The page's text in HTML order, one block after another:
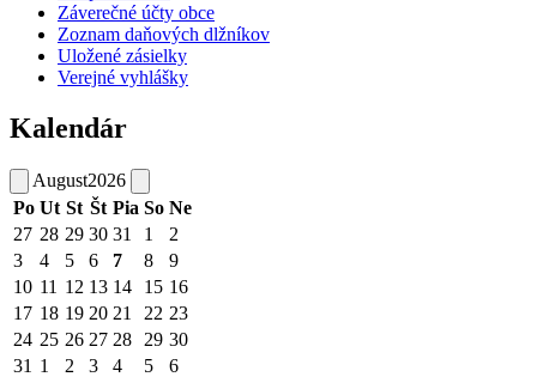
Záverečné účty obce
Zoznam daňových dlžníkov
Uložené zásielky
Verejné vyhlášky
Kalendár
August2026
Po Ut St Št Pia So Ne
27 28 29 30 31 1
2
3
4 5 6 7 8
9
10 11 12 13 14 15 16
17 18 19 20 21 22 23
24 25 26 27 28 29 30
31 1 2 3 4 5 6